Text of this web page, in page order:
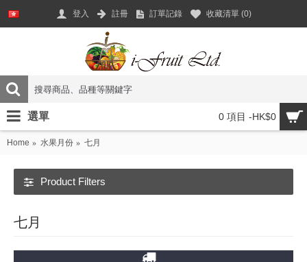
登入 註冊 訂單記錄 收藏清單 (0)
0 項目 -HK$0
選單
Home 水果月份 七月
Product Filters
七月